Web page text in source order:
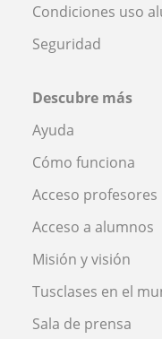
Condiciones uso
Seguridad
Descubre más
Ayuda
Cómo funciona
Acceso profesores
Acceso a alumnos
Misión y visión
Tusclases en el
Sala de prensa